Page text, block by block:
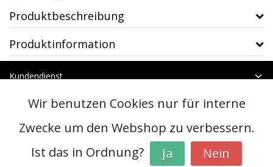
Produktbeschreibung
Produktinformation
Kundendienst
Kategorien
Kontakt
© Copyright 2026 - btt | RealisatieInStijl Media
Wir benutzen Cookies nur für interne
Zwecke um den Webshop zu verbessern.
Ist das in Ordnung?
Ja Nein